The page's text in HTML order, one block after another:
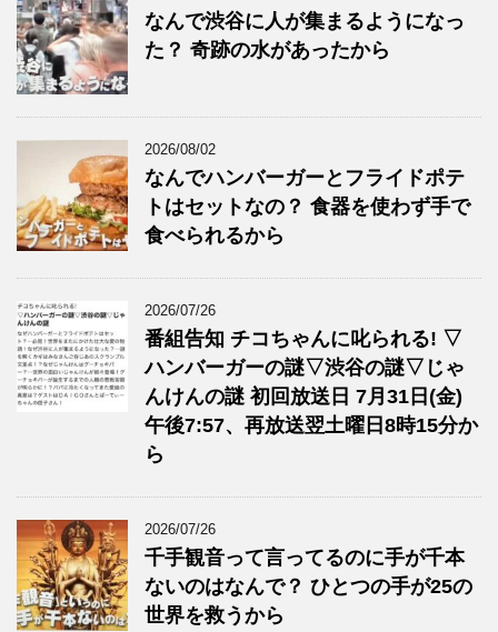
なんで渋谷に人が集まるようになっ
た？ 奇跡の水があったから
2026/08/02
なんでハンバーガーとフライドポテ
トはセットなの？ 食器を使わず手で
食べられるから
2026/07/26
番組告知 チコちゃんに叱られる! ▽
ハンバーガーの謎▽渋谷の謎▽じゃ
んけんの謎 初回放送日 7月31日(金)
午後7:57、再放送翌土曜日8時15分か
ら
2026/07/26
千手観音って言ってるのに手が千本
ないのはなんで？ ひとつの手が25の
世界を救うから